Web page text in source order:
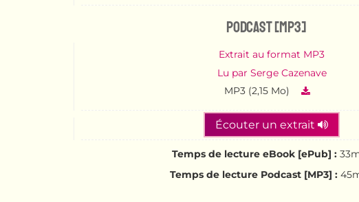
Podcast [MP3]
Extrait au format MP3
Lu par Serge Cazenave
MP3 (2,15 Mo)
Écouter un extrait
Temps de lecture eBook [ePub] :
Temps de lecture Podcast [MP3] :